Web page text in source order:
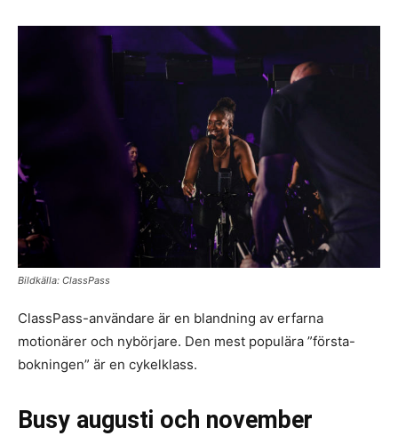
Bildkälla: ClassPass
ClassPass-användare är en blandning av erfarna
motionärer och nybörjare. Den mest populära ”första-
bokningen” är en cykelklass.
Busy augusti och november